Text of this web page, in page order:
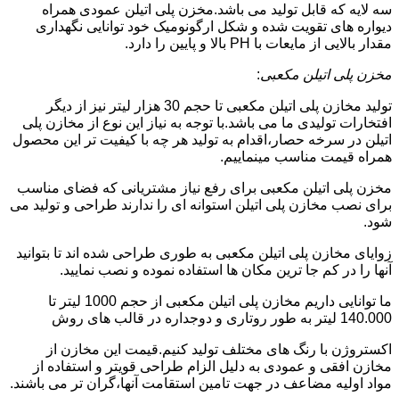
سه لایه که قابل تولید می باشد.مخزن پلی اتیلن عمودی همراه
دیواره های تقویت شده و شکل ارگونومیک خود توانایی نگهداری
مقدار بالایی از مایعات با PH بالا و پایین را دارد.
مخزن پلی اتیلن مکعبی:
تولید مخازن پلی اتیلن مکعبی تا حجم 30 هزار لیتر نیز از دیگر
افتخارات تولیدی ما می باشد.با توجه به نیاز این نوع از مخازن پلی
اتیلن در سرخه حصار،اقدام به تولید هر چه با کیفیت تر این محصول
همراه قیمت مناسب مینماییم.
مخزن پلی اتیلن مکعبی برای رفع نیاز مشتریانی که فضای مناسب
برای نصب مخازن پلی اتیلن استوانه ای را ندارند طراحی و تولید می
شود.
زوایای مخازن پلی اتیلن مکعبی به طوری طراحی شده اند تا بتوانید
آنها را در کم جا ترین مکان ها استفاده نموده و نصب نمایید.
ما توانایی داریم مخازن پلی اتیلن مکعبی از حجم 1000 لیتر تا
140.000 لیتر به طور روتاری و دوجداره در قالب های روش
اکستروژن با رنگ های مختلف تولید کنیم.قیمت این مخازن از
مخازن افقی و عمودی به دلیل الزام طراحی قویتر و استفاده از
مواد اولیه مضاعف در جهت تامین استقامت آنها،گران تر می باشند.